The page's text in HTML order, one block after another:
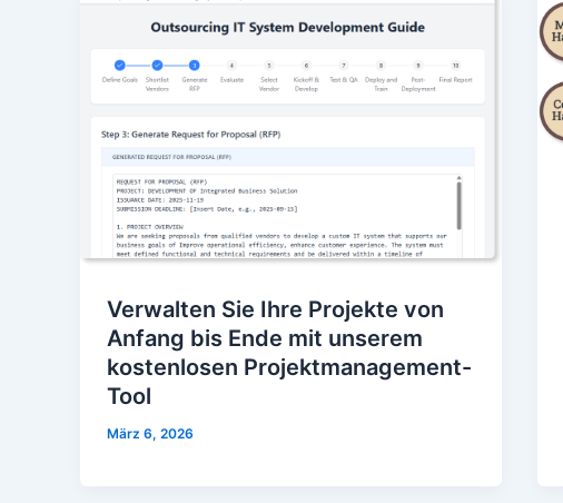
Verwalten Sie Ihre Projekte von
Anfang bis Ende mit unserem
kostenlosen Projektmanagement-
Tool
März 6, 2026